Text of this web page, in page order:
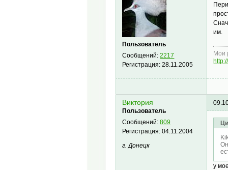
Пользователь
Сообщений:2217
Регистрация:28.11.2005
им.
Мои
Виктория
Пользователь
Сообщений:809
Регистрация:04.11.2004
г. Донецк
у